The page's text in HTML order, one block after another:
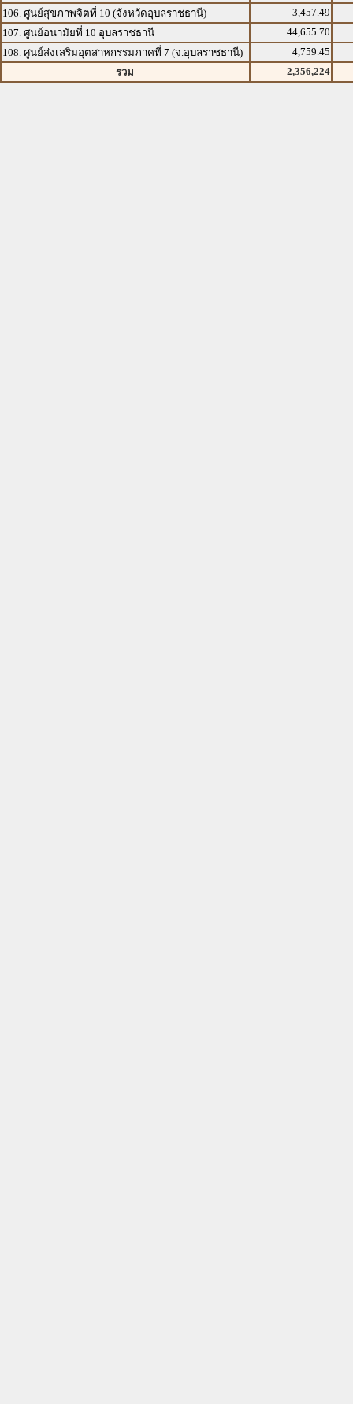
106. ศูนย์สุขภาพจิตที่ 10 (จังหวัดอุบลราชธานี)
3,457.49
107. ศูนย์อนามัยที่ 10 อุบลราชธานี
44,655.70
108. ศูนย์ส่งเสริมอุตสาหกรรมภาคที่ 7 (จ.อุบลราชธานี)
4,759.45
รวม
2,356,224